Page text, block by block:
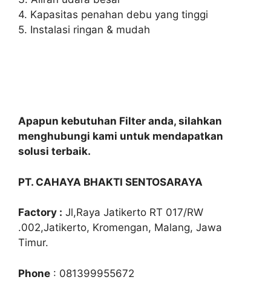
4. Kapasitas penahan debu yang tinggi
5. Instalasi ringan & mudah
Apapun kebutuhan Filter anda, silahkan
menghubungi kami untuk mendapatkan
solusi terbaik.
PT. CAHAYA BHAKTI SENTOSARAYA
Factory : Jl,Raya Jatikerto RT 017/RW
.002,Jatikerto, Kromengan, Malang, Jawa
Timur.
Phone : 081399955672